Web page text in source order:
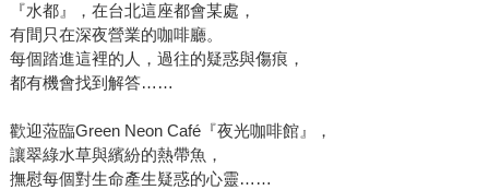
『水都』，在台北這座都會某處，
有間只在深夜營業的咖啡廳。
每個踏進這裡的人，過往的疑惑與傷痕，
都有機會找到解答……
歡迎蒞臨Green Neon Café『夜光咖啡館』，
讓翠綠水草與繽紛的熱帶魚，
撫慰每個對生命產生疑惑的心靈……